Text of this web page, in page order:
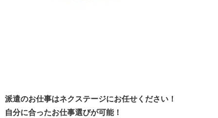
派遣のお仕事はネクステージにお任せください！
自分に合ったお仕事選びが可能！